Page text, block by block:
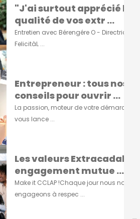
"J'ai surtout apprécié la
qualité de vos extr ...
Entretien avec Bérengére O - Directrice
FelicitàL ...
Entrepreneur : tous nos
conseils pour ouvrir ...
La passion, moteur de votre
vous lance ...
Les valeurs
engagement mutue ...
Make it CCLAP !Chaque jour nous nous
engageons à respec ...